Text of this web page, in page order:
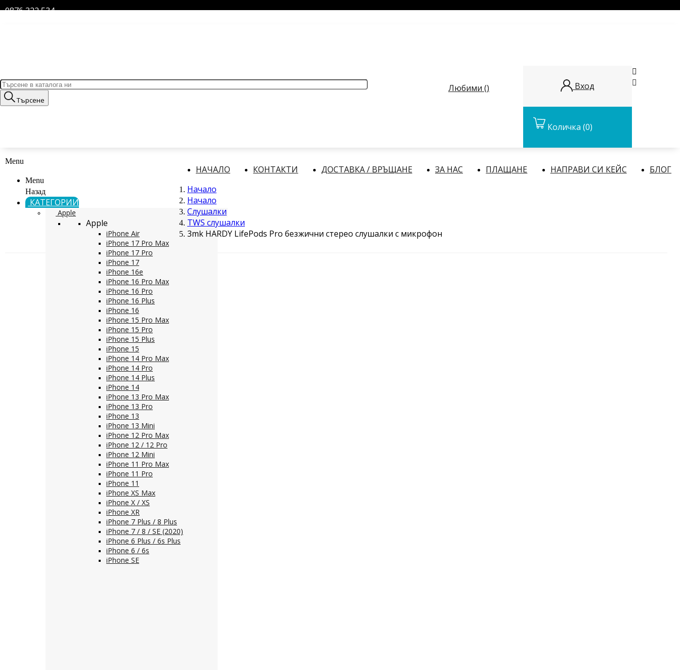
0876 322 534
Търсене
Любими () Вход
Количка (0)


Menu
Menu
Назад
КАТЕГОРИИ
Apple
Apple
iPhone Air
iPhone 17 Pro Max
iPhone 17 Pro
iPhone 17
iPhone 16e
iPhone 16 Pro Max
iPhone 16 Pro
iPhone 16 Plus
iPhone 16
iPhone 15 Pro Max
iPhone 15 Pro
iPhone 15 Plus
iPhone 15
iPhone 14 Pro Max
iPhone 14 Pro
iPhone 14 Plus
iPhone 14
iPhone 13 Pro Max
iPhone 13 Pro
iPhone 13
iPhone 13 Mini
iPhone 12 Pro Max
iPhone 12 / 12 Pro
iPhone 12 Mini
iPhone 11 Pro Max
iPhone 11 Pro
iPhone 11
iPhone XS Max
iPhone X / XS
iPhone XR
iPhone 7 Plus / 8 Plus
iPhone 7 / 8 / SE (2020)
iPhone 6 Plus / 6s Plus
iPhone 6 / 6s
iPhone SE
НАЧАЛО КОНТАКТИ ДОСТАВКА / ВРЪЩАНЕ ЗА НАС ПЛАЩАНЕ НАПРАВИ СИ КЕЙС
БЛОГ
Начало
Начало
Слушалки
TWS слушалки
3mk HARDY LifePods Pro безжични стерео слушалки с микрофон